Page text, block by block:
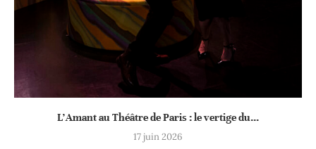
L’Amant au Théâtre de Paris : le vertige du...
17 juin 2026